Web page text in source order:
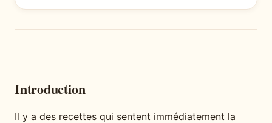
Introduction
Il y a des recettes qui sentent immédiatement la